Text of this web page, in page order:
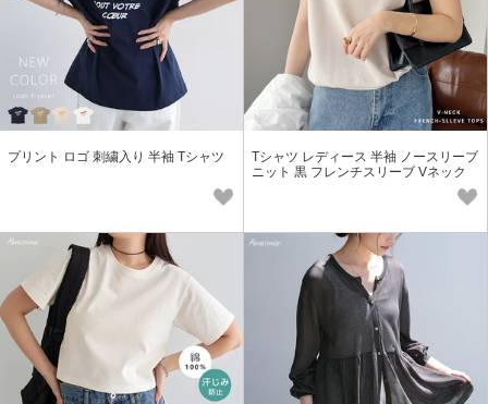
プリント ロゴ 刺繍入り 半袖 Tシャツ
Tシャツ レディース 半袖 ノースリーブ
ニット 黒 フレンチスリーブ Vネック